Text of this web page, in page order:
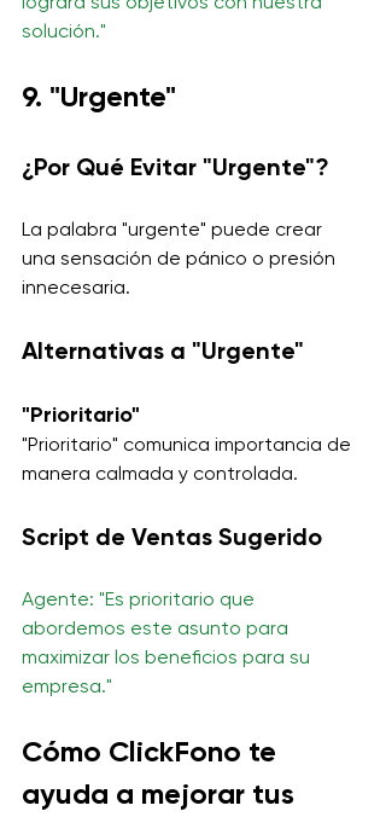
solución."
9. "Urgente"
¿Por Qué Evitar "Urgente"?
La palabra "urgente" puede crear
una sensación de pánico o presión
innecesaria.
Alternativas a "Urgente"
"Prioritario"
"Prioritario" comunica importancia de
manera calmada y controlada.
Script de Ventas Sugerido
Agente: "Es prioritario que
abordemos este asunto para
maximizar los beneficios para su
empresa."
Cómo ClickFono te
ayuda a mejorar tus